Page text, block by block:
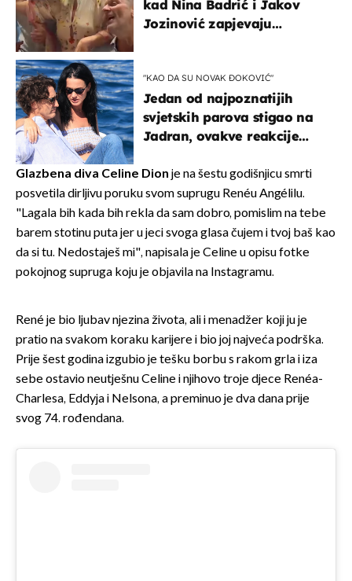
kad Nina Badrić i Jakov
Jozinović zapjevaju
"KAO DA SU NOVAK ĐOKOVIĆ"
Jedan od najpoznatijih
svjetskih parova stigao na
Jadran, ovakve reakcije
Glazbena diva Celine Dion je na šestu godišnjicu smrti
posvetila dirljivu poruku svom suprugu Renéu Angélilu.
"Lagala bih kada bih rekla da sam dobro, pomislim na tebe
barem stotinu puta jer u jeci svoga glasa čujem i tvoj baš kao
da si tu. Nedostaješ mi", napisala je Celine u opisu fotke
pokojnog supruga koju je objavila na Instagramu.
René je bio ljubav njezina života, ali i menadžer koji ju je
pratio na svakom koraku karijere i bio joj najveća podrška.
Prije šest godina izgubio je tešku borbu s rakom grla i iza
sebe ostavio neutješnu Celine i njihovo troje djece Renéa-
Charlesa, Eddyja i Nelsona, a preminuo je dva dana prije
svog 74. rođendana.